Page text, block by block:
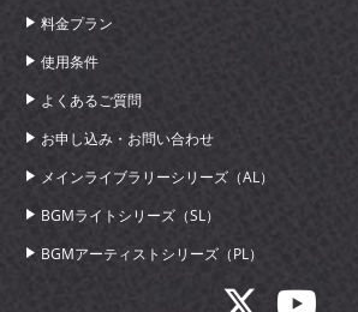
料金プラン
使用条件
よくあるご質問
お申し込み・お問い合わせ
メインライブラリーシリーズ（AL）
BGMライトシリーズ（SL）
BGMアーティストシリーズ（PL）